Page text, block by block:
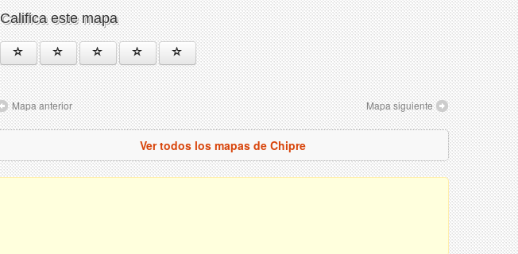
Califica este mapa
Mapa anterior Mapa siguiente
Ver todos los mapas de Chipre